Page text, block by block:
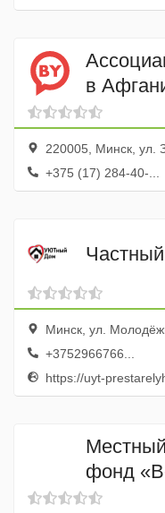
в
220005, Минск, ул.
+375 (17) 284-40-...
Минск, ул. Молодёжная 11,
+3752966766...
https://uyt-
фонд